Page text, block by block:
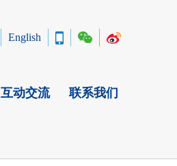
English
互动交流 联系我们